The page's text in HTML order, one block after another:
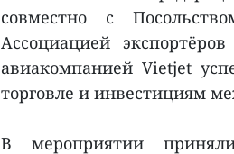
совместно с
Ассоциацией
авиакомпанией Vietjet
торговле и инвестициям
В мероприятии